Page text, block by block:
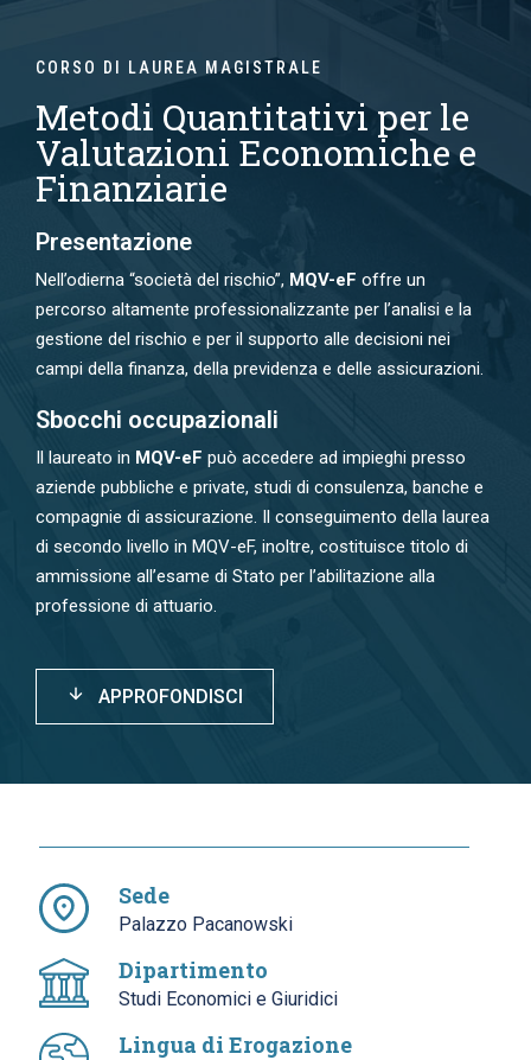
CORSO DI LAUREA MAGISTRALE
Metodi Quantitativi per le
Valutazioni Economiche e
Finanziarie
Presentazione
Nell’odierna “società del rischio”, MQV-eF offre un
percorso altamente professionalizzante per l’analisi e la
gestione del rischio e per il supporto alle decisioni nei
campi della finanza, della previdenza e delle assicurazioni.
Sbocchi occupazionali
Il laureato in MQV-eF può accedere ad impieghi presso
aziende pubbliche e private, studi di consulenza, banche e
compagnie di assicurazione. Il conseguimento della laurea
di secondo livello in MQV-eF, inoltre, costituisce titolo di
ammissione all’esame di Stato per l’abilitazione alla
professione di attuario.
APPROFONDISCI
Sede
Palazzo Pacanowski
Dipartimento
Studi Economici e Giuridici
Lingua di Erogazione